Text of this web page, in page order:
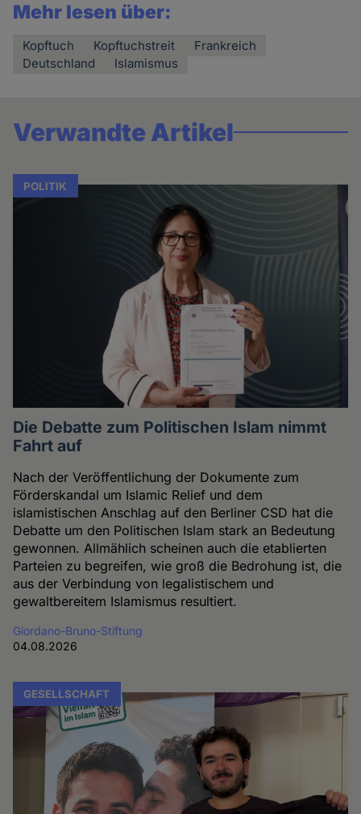
Mehr lesen über:
Kopftuch Kopftuchstreit
Frankreich
Deutschland
Islamismus
Verwandte Artikel
POLITIK
Die Debatte zum Politischen Islam nimmt
Fahrt auf
Nach der Veröffentlichung der Dokumente zum
Förderskandal um Islamic Relief und dem
islamistischen Anschlag auf den Berliner CSD hat die
Debatte um den Politischen Islam stark an Bedeutung
gewonnen. Allmählich scheinen auch die etablierten
Parteien zu begreifen, wie groß die Bedrohung ist, die
aus der Verbindung von legalistischem und
gewaltbereitem Islamismus resultiert.
Giordano-Bruno-Stiftung
04.08.2026
GESELLSCHAFT